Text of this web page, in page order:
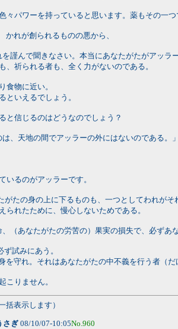
々パワーを持っていると思います。薬もその一つ
かれが創られるものの悪から、
謹んで聞きなさい。本当にあなたがたがアッ
祈られる者も、全く力がないのである。
物に近い。
といえるでしょう。
と信じるのはどうなのでしょう？
、天地の間でアッラーの外にはないのである。」
いるのがアッラーです。
たの身の上に下るものも、一つとしてわれが
れたために、慢心しないためである。
（あなたがたの労苦の）果実の損失で、必ずあ
試みにあう。
守れ。それはあなたがたの中不義を行う者（だ
こりません。
括表示します）
さぎ08/10/07-10:05No.960